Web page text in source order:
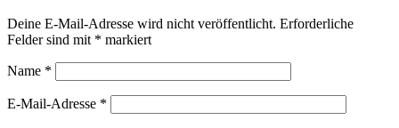
Deine E-Mail-Adresse wird nicht veröffentlicht. Erforderliche
Felder sind mit * markiert
Name *
E-Mail-Adresse *